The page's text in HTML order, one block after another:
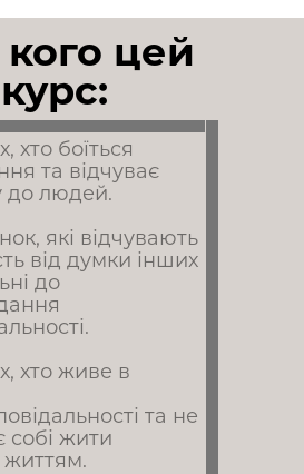
цей
курс:
хто боїться
та відчуває
до людей.
які відчувають
від думки інших
до
хто живе в
та не
собі жити